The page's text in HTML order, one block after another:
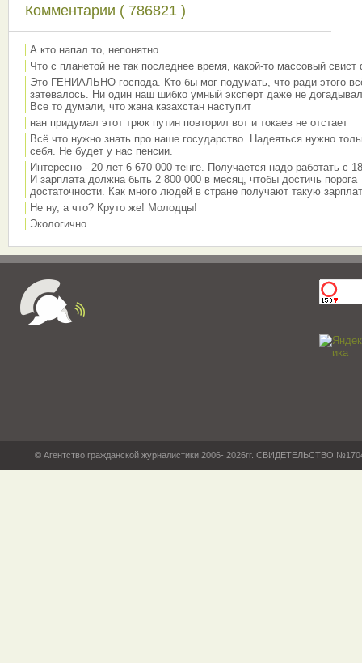
Комментарии ( 786821 )
А кто напал то, непонятно
Что с планетой не так последнее время, какой-то массовый свист
Это ГЕНИАЛЬНО господа. Кто бы мог подумать, что ради этого
затевалось. Ни один наш шибко умный эксперт даже не
Все то думали, что жана казахстан наступит
нан придумал этот трюк путин повторил вот и токаев не отстает
Всё что нужно знать про наше государство. Надеяться нужно
себя. Не будет у нас пенсии.
Интересно - 20 лет 6 670 000 тенге. Получается надо работать с
И зарплата должна быть 2 800 000 в месяц, чтобы достичь порога
достаточности. Как много людей в стране получают такую
Не ну, а что? Круто же! Молодцы!
Экологично
© Агентство гражданской журналистики 2006- 2026гг. СВИДЕТЕЛЬСТВО